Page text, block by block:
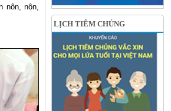
nôn, nôn,
LỊCH TIÊM CHỦNG